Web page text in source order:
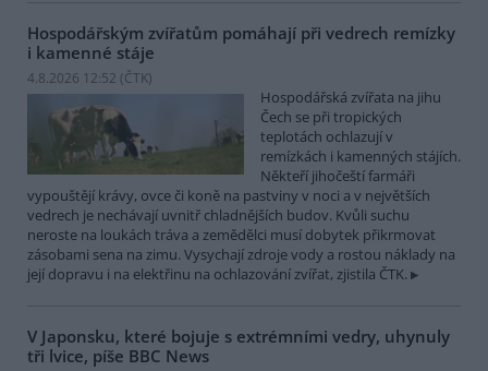
Hospodářským zvířatům pomáhají při vedrech remízky
i kamenné stáje
4.8.2026 12:52 (ČTK)
Hospodářská zvířata na jihu
Čech se při tropických
teplotách ochlazují v
remízkách i kamenných stájích.
Někteří jihočeští farmáři
vypouštějí krávy, ovce či koně na pastviny v noci a v největších
vedrech je nechávají uvnitř chladnějších budov. Kvůli suchu
neroste na loukách tráva a zemědělci musí dobytek přikrmovat
zásobami sena na zimu. Vysychají zdroje vody a rostou náklady na
její dopravu i na elektřinu na ochlazování zvířat, zjistila ČTK.
V Japonsku, které bojuje s extrémními vedry, uhynuly
tři lvice, píše BBC News